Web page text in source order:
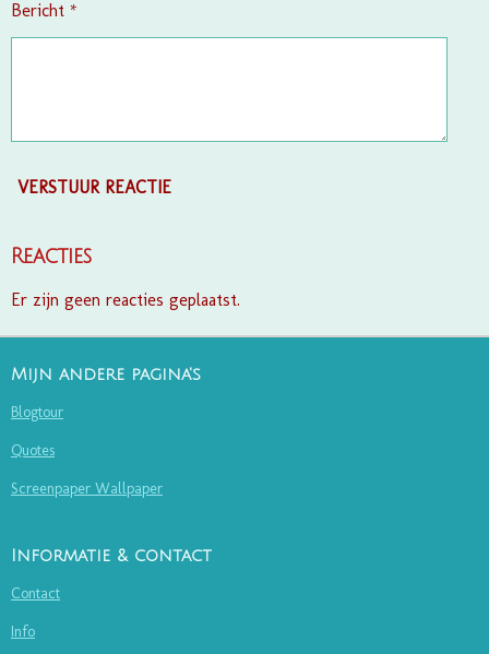
Bericht *
VERSTUUR REACTIE
Reacties
Er zijn geen reacties geplaatst.
Mijn andere pagina's
Blogtour
Quotes
Screenpaper Wallpaper
Informatie & contact
Contact
Info